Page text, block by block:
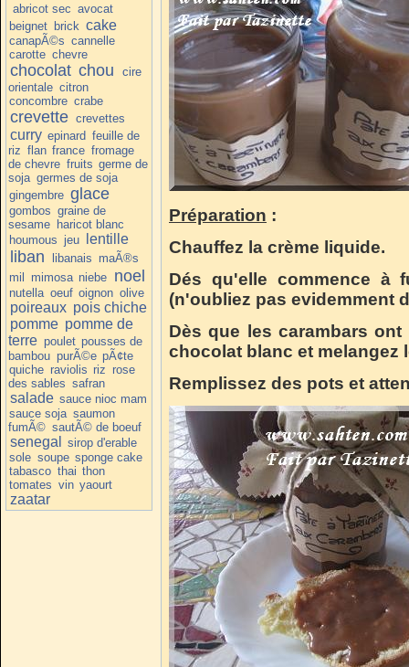
abricot sec avocat
beignet brick cake
canapÃ©s cannelle
carotte chevre
chocolat chou
cire
orientale citron
concombre crabe
crevette crevettes
curry epinard feuille de
riz flan france fromage
de chevre fruits germe de
soja germes de soja
gingembre glace
gombos graine de
sesame haricot blanc
houmous jeu lentille
liban libanais maÃ®s
mil mimosa niebe noel
nutella oeuf oignon olive
poireaux pois chiche
pomme pomme de
terre poulet pousses de
bambou purÃ©e pÃ¢te
quiche raviolis riz rose
des sables safran
salade sauce nioc mam
sauce soja saumon
fumÃ© sautÃ© de boeuf
senegal
sirop d'erable
sole soupe sponge cake
tabasco thai thon
tomates vin yaourt
zaatar
Préparation :
Chauffez la crème liquide.
Dés qu'elle commence à
(n'oubliez pas evidemment
Dès que les carambars
chocolat blanc et melangez
Remplissez des pots et